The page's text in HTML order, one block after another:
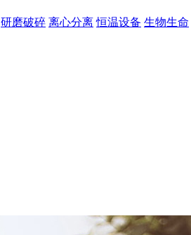
研磨破碎 离心分离 恒温设备 生物生命